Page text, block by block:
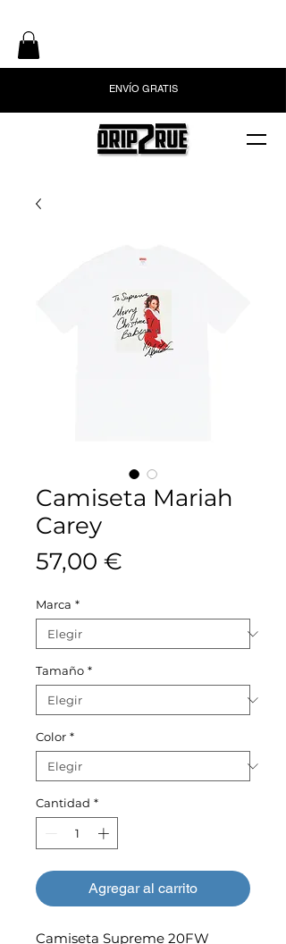
ENVÍO GRATIS
Camiseta Mariah
Carey
57,00 €
Marca *
Tamaño *
Color *
Cantidad *
Agregar al carrito
Camiseta Supreme 20FW